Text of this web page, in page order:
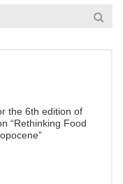
the 6th edition of
“Rethinking Food